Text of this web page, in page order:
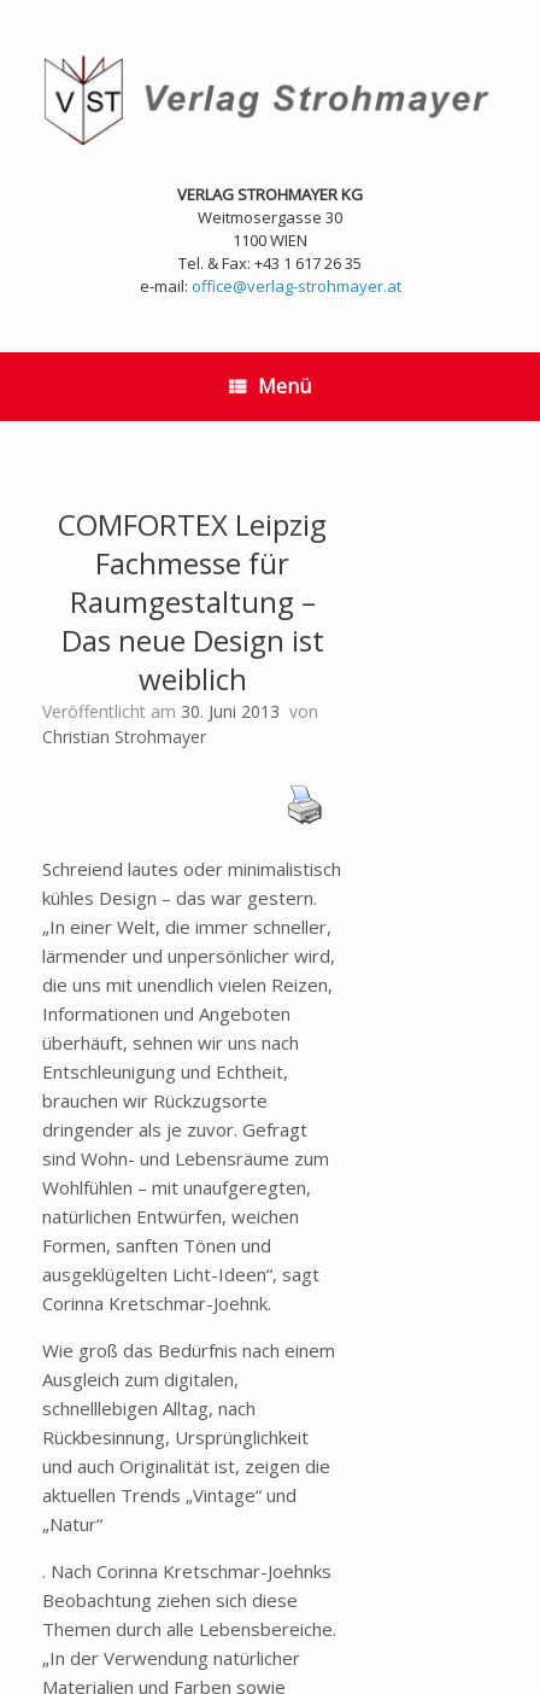
springen
VERLAG STROHMAYER KG
Weitmosergasse 30
1100 WIEN
Tel. & Fax: +43 1 617 26 35
e-mail: office@verlag-strohmayer.at
Menü
COMFORTEX Leipzig
Fachmesse für
Raumgestaltung –
Das neue Design ist
weiblich
Veröffentlicht am 30. Juni 2013 von
Christian Strohmayer
Schreiend lautes oder minimalistisch
kühles Design – das war gestern.
„In einer Welt, die immer schneller,
lärmender und unpersönlicher wird,
die uns mit unendlich vielen Reizen,
Informationen und Angeboten
überhäuft, sehnen wir uns nach
Entschleunigung und Echtheit,
brauchen wir Rückzugsorte
dringender als je zuvor. Gefragt
sind Wohn- und Lebensräume zum
Wohlfühlen – mit unaufgeregten,
natürlichen Entwürfen, weichen
Formen, sanften Tönen und
ausgeklügelten Licht-Ideen“, sagt
Corinna Kretschmar-Joehnk.
Wie groß das Bedürfnis nach einem
Ausgleich zum digitalen,
schnelllebigen Alltag, nach
Rückbesinnung, Ursprünglichkeit
und auch Originalität ist, zeigen die
aktuellen Trends „Vintage“ und
„Natur“
. Nach Corinna Kretschmar-Joehnks
Beobachtung ziehen sich diese
Themen durch alle Lebensbereiche.
„In der Verwendung natürlicher
Materialien und Farben sowie